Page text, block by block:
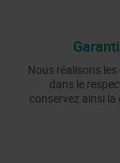
Nous réalisons
dans le
conservez ainsi